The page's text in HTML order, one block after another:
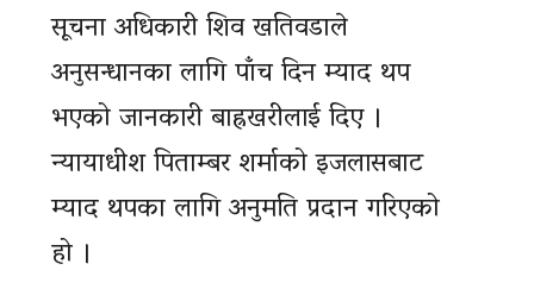
सूचना अधिकारी शिव खतिवडाले
अनुसन्धानका लागि पाँच दिन म्याद थप
भएको जानकारी बाह्रखरीलाई दिए ।
न्यायाधीश पिताम्बर शर्माको इजलासबाट
म्याद थपका लागि अनुमति प्रदान गरिएको
हो ।